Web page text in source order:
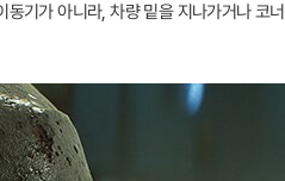
기가 아니라, 차량 밑을 지나가거나 코